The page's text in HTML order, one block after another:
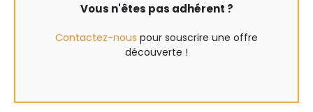
Vous n'êtes pas adhérent ?
Contactez-nous pour souscrire une offre
découverte !